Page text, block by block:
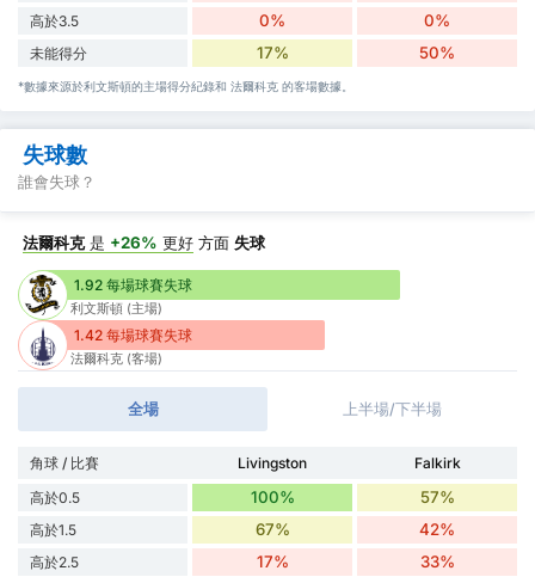
高於3.5 0% 0%
未能得分 17% 50%
*數據來源於利文斯頓的主場得分紀錄和 法爾科克 的客場數據。
失球數
誰會失球？
法爾科克是 +26% 更好 方面 失球
1.92 每場球賽失球
利文斯頓 (主場)
1.42 每場球賽失球
法爾科克 (客場)
全場 上半場/下半場
角球 / 比賽 Livingston
Falkirk
高於0.5
100% 57%
高於1.5 67% 42%
高於2.5 17% 33%